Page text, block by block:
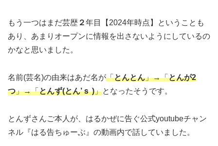
もう一つはまだ芸歴 ２年目【2024年時点】ということも
あり、あまりオープンに情報を出さないようにしているの
かなと思いました。
名前(芸名)の由来はあだ名が「とんとん」→「とんが2
つ」→「とんず(とん’ｓ )」となったそうです。
とんずさんご本人が、はるかぜに告ぐ公式youtubeチャン
ネル『はる告ちゅーぶ』の動画内で話していました。